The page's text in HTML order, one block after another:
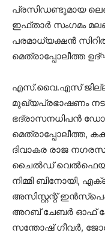
പ്രസിഡണ്ടുമായ
ഇഫ്താര്‍ സംഗമം
പരമാധ്യക്ഷന്‍
മെത്രാപ്പോലീത്ത
എസ്.വൈ.എസ് ജില്ലാ
മുഖ്യപ്രഭാഷണം
ഭദ്രാസനധിപന്‍
മെത്രാപ്പോലീത്ത,
ദിവാകര രാജ
ചൈല്‍ഡ് വെല്‍ഫെയര്‍
നിമ്മി ബിനോയി,
അസിസ്റ്റന്റ്
അറബ് ചേബര്‍ ഓഫ്
സന്തോഷ് ഗീവര്‍,